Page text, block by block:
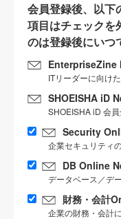
会員登録後、以下
項目はチェックを
のは登録後にいつ
EnterpriseZine
ITリーダーに向け
SHOEISHA iD
SHOEISHA iD 会
Security
企業セキュリティ
DB Online
データベース／デ
財務・会計
企業の財務・会計